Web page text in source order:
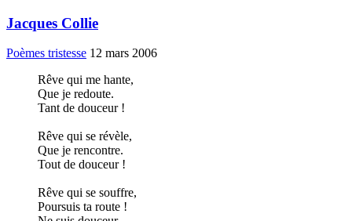
Jacques Collie
Poèmes tristesse 12 mars 2006
Rêve qui me hante,
Que je redoute.
Tant de douceur !
Rêve qui se révèle,
Que je rencontre.
Tout de douceur !
Rêve qui se souffre,
Poursuis ta route !